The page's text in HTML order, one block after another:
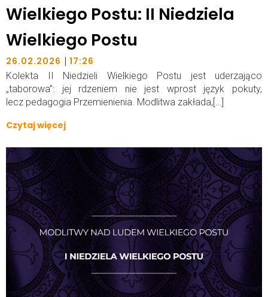
Wielkiego Postu: II Niedziela
Wielkiego Postu
26.02.2026 | 17:26
Kolekta II Niedzieli Wielkiego Postu jest uderzająco
„taborowa”: jej rdzeniem nie jest wprost język pokuty,
lecz pedagogia Przemienienia. Modlitwa zakłada,[…]
Czytaj więcej